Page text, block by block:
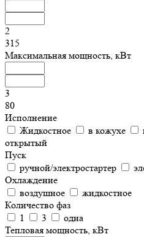
2
315
Максимальная мощность, кВт
3
80
Исполнение
Жидкостное
в кожухе
открытый
Пуск
ручной/электростартер
Охлаждение
воздушное
жидкостное
Количество фаз
1
3
одна
Тепловая мощность, кВт